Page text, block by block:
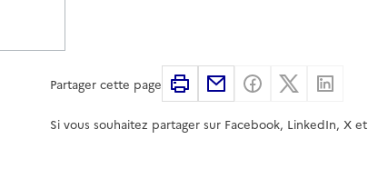
Partager cette page ImprimerPartager par email
Partager sur
Partager
Si vous souhaitez partager sur Facebook, LinkedIn, X